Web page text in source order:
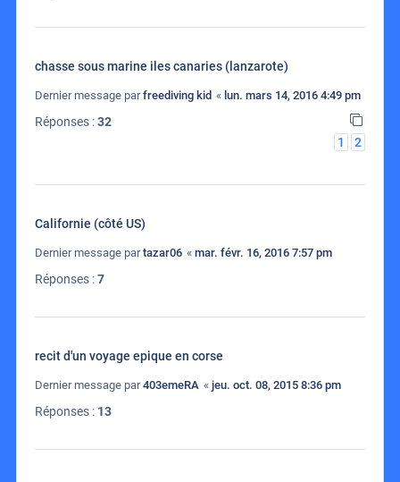
chasse sous marine iles canaries (lanzarote)
Dernier message parfreediving kid « lun. mars 14, 2016 4:49 pm
Réponses :32
1
2
Californie (côté US)
Dernier message partazar06 « mar. févr. 16, 2016 7:57 pm
Réponses :7
recit d'un voyage epique en corse
Dernier message par403emeRA « jeu. oct. 08, 2015 8:36 pm
Réponses : 13